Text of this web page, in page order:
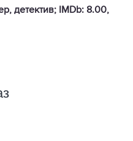
детектив; IMDb: 8.00,